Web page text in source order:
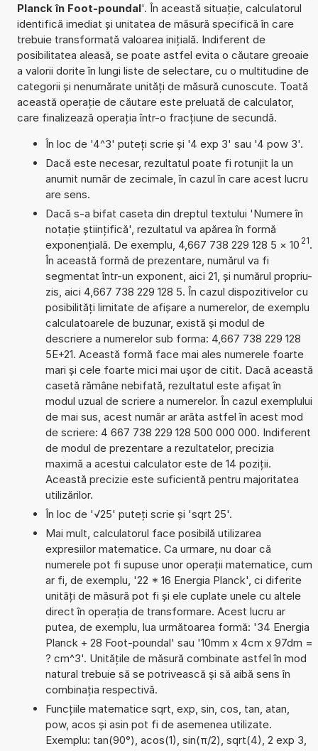
Planck în Foot-poundal'. În această situație, calculatorul
identifică imediat și unitatea de măsură specifică în care
trebuie transformată valoarea inițială. Indiferent de
posibilitatea aleasă, se poate astfel evita o căutare greoaie
a valorii dorite în lungi liste de selectare, cu o multitudine de
categorii și nenumărate unități de măsură cunoscute. Toată
această operație de căutare este preluată de calculator,
care finalizează operația într-o fracțiune de secundă.
În loc de '4^3' puteți scrie și '4 exp 3' sau '4 pow 3'.
Dacă este necesar, rezultatul poate fi rotunjit la un
anumit număr de zecimale, în cazul în care acest lucru
are sens.
Dacă s-a bifat caseta din dreptul textului 'Numere în
notație științifică', rezultatul va apărea în formă
exponențială. De exemplu, 4,667 738 229 128 5 × 10 21.
În această formă de prezentare, numărul va fi
segmentat într-un exponent, aici 21, și numărul propriu-
zis, aici 4,667 738 229 128 5. În cazul dispozitivelor cu
posibilități limitate de afișare a numerelor, de exemplu
calculatoarele de buzunar, există și modul de
descriere a numerelor sub forma: 4,667 738 229 128
5E+21. Această formă face mai ales numerele foarte
mari și cele foarte mici mai ușor de citit. Dacă această
casetă rămâne nebifată, rezultatul este afișat în
modul uzual de scriere a numerelor. În cazul exemplului
de mai sus, acest număr ar arăta astfel în acest mod
de scriere: 4 667 738 229 128 500 000 000. Indiferent
de modul de prezentare a rezultatelor, precizia
maximă a acestui calculator este de 14 poziții.
Această precizie este suficientă pentru majoritatea
utilizărilor.
În loc de '√25' puteți scrie și 'sqrt 25'.
Mai mult, calculatorul face posibilă utilizarea
expresiilor matematice. Ca urmare, nu doar că
numerele pot fi supuse unor operații matematice, cum
ar fi, de exemplu, '22 * 16 Energia Planck', ci diferite
unități de măsură pot fi și ele cuplate unele cu altele
direct în operația de transformare. Acest lucru ar
putea, de exemplu, lua următoarea formă: '34 Energia
Planck + 28 Foot-poundal' sau '10mm x 4cm x 97dm =
? cm^3'. Unitățile de măsură combinate astfel în mod
natural trebuie să se potrivească și să aibă sens în
combinația respectivă.
Funcțiile matematice sqrt, exp, sin, cos, tan, atan,
pow, acos și asin pot fi de asemenea utilizate.
Exemplu: tan(90°), acos(1), sin(π/2), sqrt(4), 2 exp 3,